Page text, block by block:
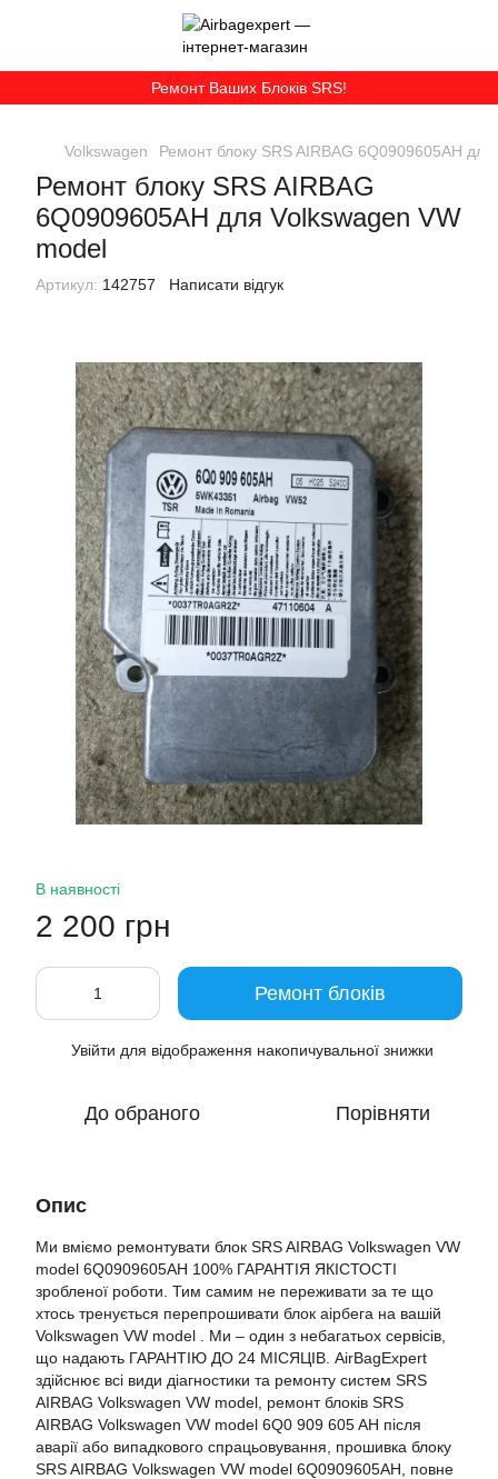
Ремонт Ваших Блоків SRS!
Volkswagen Ремонт блоку SRS AIRBAG 6Q0909605AH
Ремонт блоку SRS AIRBAG
6Q0909605AH для Volkswagen VW
model
Артикул: 142757 Написати відгук
В наявності
2 200 грн
Ремонт блоків
Увійти для відображення накопичувальної знижки
До обраного Порівняти
Опис
Ми вміємо ремонтувати блок SRS AIRBAG Volkswagen VW
model 6Q0909605AH 100% ГАРАНТІЯ ЯКІСТОСТІ
зробленої роботи. Тим самим не переживати за те що
хтось тренується перепрошивати блок аірбега на вашій
Volkswagen VW model . Ми – один з небагатьох сервісів,
що надають ГАРАНТІЮ ДО 24 МІСЯЦІВ. AirBagExpert
здійснює всі види діагностики та ремонту систем SRS
AIRBAG Volkswagen VW model, ремонт блоків SRS
AIRBAG Volkswagen VW model 6Q0 909 605 AH після
аварії або випадкового спрацьовування, прошивка блоку
SRS AIRBAG Volkswagen VW model 6Q0909605AH, повне